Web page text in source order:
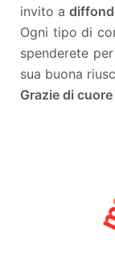
invito a
Ogni tipo di
spenderete
sua buona
Grazie di cuore